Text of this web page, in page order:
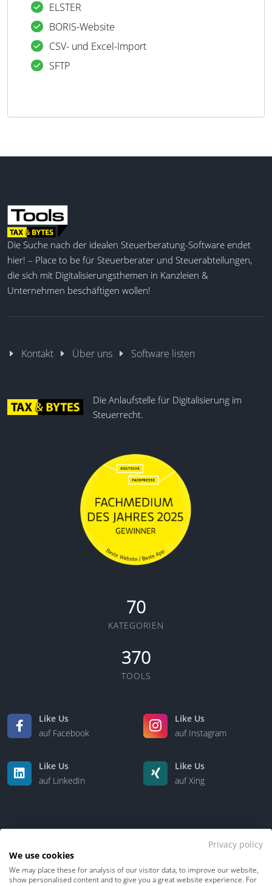
ELSTER
BORIS-Website
CSV- und Excel-Import
SFTP
Die Suche nach der idealen Steuerberatung-Software endet
hier! – Place to be für Steuerberater und Steuerabteilungen,
die sich mit Digitalisierungsthemen in Kanzleien &
Unternehmen beschäftigen wollen!
Kontakt Über uns Software listen
Die Anlaufstelle für Digitalisierung im
Steuerrecht.
70
KATEGORIEN
370
TOOLS
Like Us
auf Facebook
Like Us
auf Instagram
Like Us
auf LinkedIn
Like Us
auf Xing
Kontakt Über uns
Privacy policy
We use cookies
We may place these for analysis of our visitor data, to improve our website,
show personalised content and to give you a great website experience. For